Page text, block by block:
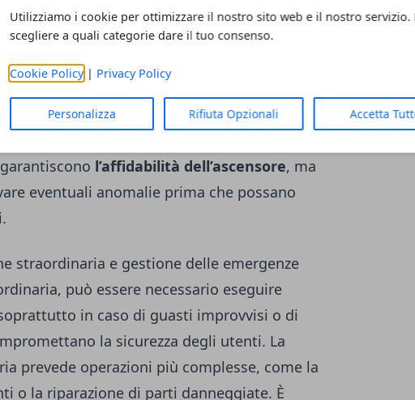
Utilizziamo i cookie per ottimizzare il nostro sito web e il nostro servizio.
scegliere a quali categorie dare il tuo consenso.
Cookie Policy| Privacy Policy
Personalizza Rifiuta Opzionali Accetta
devono essere ispezionatialmeno ogni sei
servono a verificare lo stato dei
funi, cabina e dispositivi di sicurezza,
in condizioni ottimali. Inoltre,
effettuata da un organismo di controllo
dell’impianto alle normative di sicurezza.
l’affidabilità dell’ascensore, ma
eventuali anomalie prima che possano
straordinaria e gestione delle emergenze
può essere necessario eseguire
in caso di guasti improvvisi o di
la sicurezza degli utenti. La
prevede operazioni più complesse, come la
o la riparazione di parti danneggiate. È